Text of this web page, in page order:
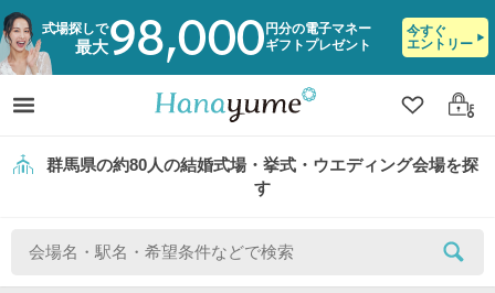
式場探しで
最大98,000 円分の電子マネー
ギフトプレゼント
今すぐ
エントリー
クリップ
ログ
群馬県の約80人の結婚式場・挙式・ウエディング会場を探
す